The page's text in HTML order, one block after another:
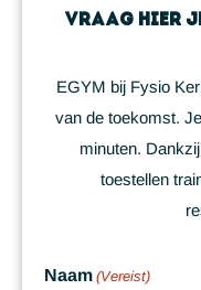
Vraag hier
EGYM bij Fysio
van de toekomst.
minuten.
toestellen
Naam (Vereist)